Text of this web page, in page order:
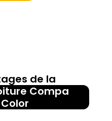
de la
Compa